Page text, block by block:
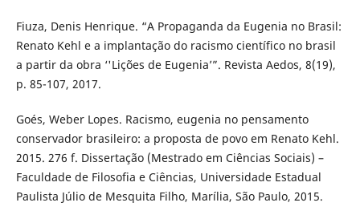
Fiuza, Denis Henrique. “A Propaganda da Eugenia no Brasil:
Renato Kehl e a implantação do racismo científico no brasil
a partir da obra ‘'Lições de Eugenia’”. Revista Aedos, 8(19),
p. 85-107, 2017.
Goés, Weber Lopes. Racismo, eugenia no pensamento
conservador brasileiro: a proposta de povo em Renato Kehl.
2015. 276 f. Dissertação (Mestrado em Ciências Sociais) –
Faculdade de Filosofia e Ciências, Universidade Estadual
Paulista Júlio de Mesquita Filho, Marília, São Paulo, 2015.